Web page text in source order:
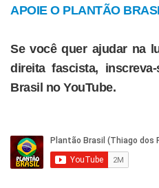
APOIE O PLANTÃO
Se você quer ajudar na
direita fascista,
Brasil no YouTube.